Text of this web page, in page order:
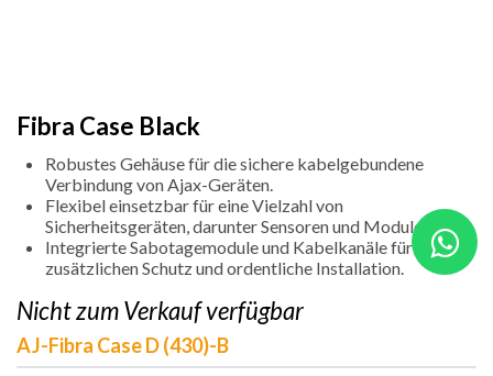
Fibra Case Black
Robustes Gehäuse für die sichere kabelgebundene
Verbindung von Ajax-Geräten.
Flexibel einsetzbar für eine Vielzahl von
Sicherheitsgeräten, darunter Sensoren und Module.
Integrierte Sabotagemodule und Kabelkanäle für
zusätzlichen Schutz und ordentliche Installation.
Nicht zum Verkauf verfügbar
AJ-Fibra Case D (430)-B